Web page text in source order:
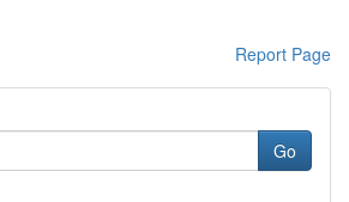
Report Page
Go